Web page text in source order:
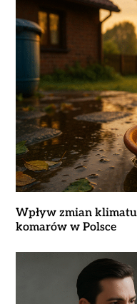
Wpływ zmian klimatu
komarów w Polsce